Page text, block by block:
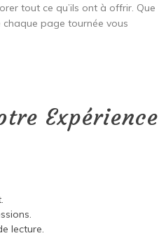
tout ce qu’ils ont à offrir. Que
page tournée vous
Expérience
lecture.